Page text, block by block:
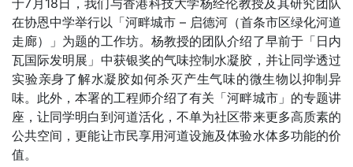
于7月18日，我们与香港科技大学杨经伦教授及其研究团队
在协恩中学举行以「河畔城市 – 启德河（首条市区绿化河道
走廊）」为题的工作坊。杨教授的团队介绍了早前于「日内
瓦国际发明展」中获银奖的气味控制水凝胶，并让同学透过
实验亲身了解水凝胶如何杀灭产生气味的微生物以抑制异
味。此外，本署的工程师介绍了有关「河畔城市」的专题讲
座，让同学明白到河道活化，不单为社区带来更多高质素的
公共空间，更能让市民享用河道设施及体验水体多功能的价
值。